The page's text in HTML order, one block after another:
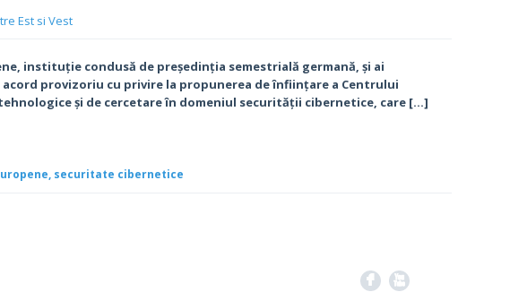
Est si Vest
instituție condusă de președinția semestrială germană, și ai
provizoriu cu privire la propunerea de înființare a Centrului
și de cercetare în domeniul securității cibernetice, care […]
securitate cibernetice
F X